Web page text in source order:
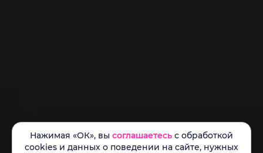
Нажимая «ОК», вы соглашаетесь с обработкой
cookies и данных о поведении на сайте, нужных